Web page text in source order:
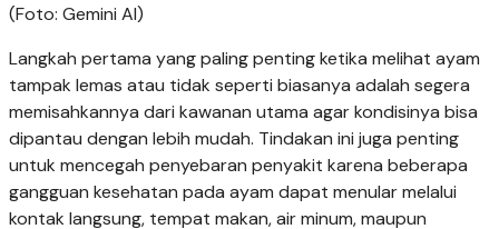
(Foto: Gemini AI)
Langkah pertama yang paling penting ketika melihat ayam
tampak lemas atau tidak seperti biasanya adalah segera
memisahkannya dari kawanan utama agar kondisinya bisa
dipantau dengan lebih mudah. Tindakan ini juga penting
untuk mencegah penyebaran penyakit karena beberapa
gangguan kesehatan pada ayam dapat menular melalui
kontak langsung, tempat makan, air minum, maupun